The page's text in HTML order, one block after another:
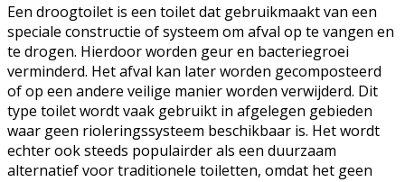
Een droogtoilet is een toilet dat gebruikmaakt van een
speciale constructie of systeem om afval op te vangen en
te drogen. Hierdoor worden geur en bacteriegroei
verminderd. Het afval kan later worden gecomposteerd
of op een andere veilige manier worden verwijderd. Dit
type toilet wordt vaak gebruikt in afgelegen gebieden
waar geen rioleringssysteem beschikbaar is. Het wordt
echter ook steeds populairder als een duurzaam
alternatief voor traditionele toiletten, omdat het geen